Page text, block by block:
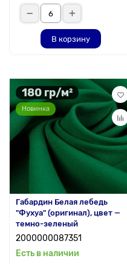
В корзину
180 гр/м²
Новинка
Габардин Белая лебедь
"Фухуа" (оригинал), цвет —
темно-зеленый
2000000087351
Есть в наличии